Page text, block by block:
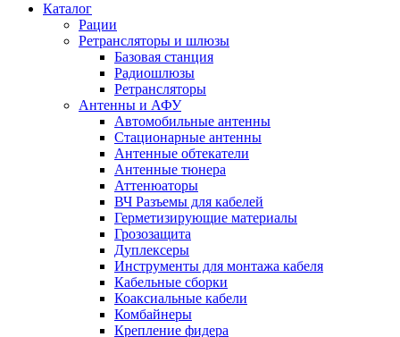
Каталог
Рации
Ретрансляторы и шлюзы
Базовая станция
Радиошлюзы
Ретрансляторы
Антенны и АФУ
Автомобильные антенны
Стационарные антенны
Антенные обтекатели
Антенные тюнера
Аттенюаторы
ВЧ Разъемы для кабелей
Герметизирующие материалы
Грозозащита
Дуплексеры
Инструменты для монтажа кабеля
Кабельные сборки
Коаксиальные кабели
Комбайнеры
Крепление фидера